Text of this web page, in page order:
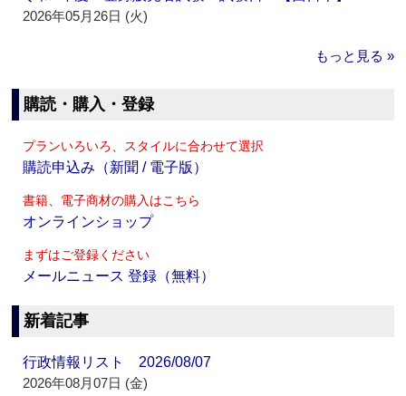
2026年05月26日 (火)
もっと見る »
購読・購入・登録
プランいろいろ、スタイルに合わせて選択
購読申込み（新聞 / 電子版）
書籍、電子商材の購入はこちら
オンラインショップ
まずはご登録ください
メールニュース 登録（無料）
新着記事
行政情報リスト 2026/08/07
2026年08月07日 (金)